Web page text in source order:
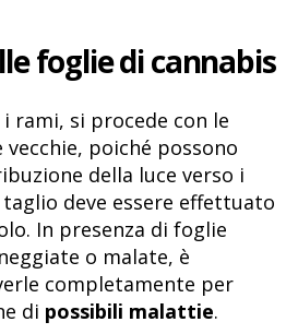
foglie di cannabis
rami, si procede con le
poiché possono
della luce verso i
taglio deve essere effettuato
In presenza di foglie
o malate, è
completamente per
di possibili malattie.